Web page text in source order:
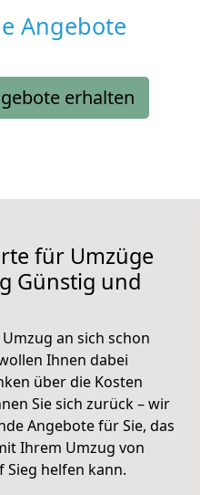
Angebote
erhalten
für Umzüge
Günstig und
an sich schon
Ihnen dabei
über die Kosten
Sie sich zurück – wir
Angebote für Sie, das
Ihrem Umzug von
Sieg helfen kann.